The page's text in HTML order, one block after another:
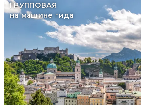
ГРУППОВАЯ
на машине гида